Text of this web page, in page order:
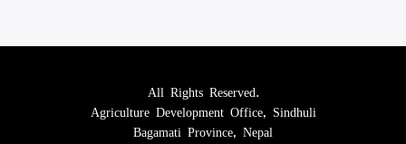
All Rights Reserved.
Agriculture Development Office, Sindhuli
Bagamati Province, Nepal